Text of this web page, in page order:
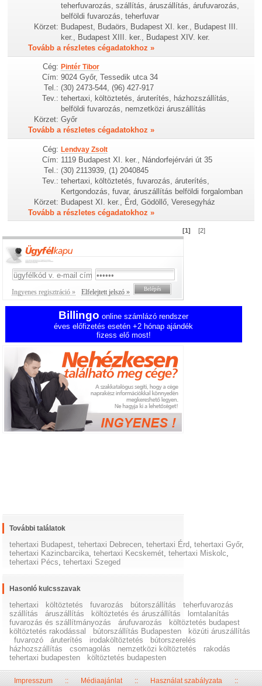
teherfuvarozás, szállítás, áruszállítás, árufuvarozás,
belföldi fuvarozás, teherfuvar
Körzet: Budapest, Budaörs, Budapest XI. ker., Budapest III.
ker., Budapest XIII. ker., Budapest XIV. ker.
Tovább a részletes cégadatokhoz »
Cég: Pintér Tibor
Cím: 9024 Győr, Tessedik utca 34
Tel.: (30) 2473-544, (96) 427-917
Tev.: tehertaxi, költöztetés, áruterítés, házhozszállítás,
belföldi fuvarozás, nemzetközi áruszállítás
Körzet: Győr
Tovább a részletes cégadatokhoz »
Cég: Lendvay Zsolt
Cím: 1119 Budapest XI. ker., Nándorfejérvári út 35
Tel.: (30) 2113939, (1) 2040845
Tev.: tehertaxi, költöztetés, fuvarozás, áruterítés,
Kertgondozás, fuvar, áruszállítás belföldi forgalomban
Körzet: Budapest XI. ker., Érd, Gödöllő, Veresegyház
Tovább a részletes cégadatokhoz »
[1] [2]
Ingyenes regisztráció » Elfelejtett jelszó »
Billingo online számlázó rendszer
éves előfizetés esetén +2 hónap ajándék
fizess elő most!
További találatok
tehertaxi Budapest,tehertaxi Debrecen,tehertaxi Érd,tehertaxi Győr,
tehertaxi Kazincbarcika,tehertaxi Kecskemét,tehertaxi Miskolc,
tehertaxi Pécs,tehertaxi Szeged
Hasonló kulcsszavak
tehertaxi költöztetés fuvarozás bútorszállítás
teherfuvarozás
szállítás
áruszállítás költöztetés és áruszállítás
lomtalanítás
fuvarozás és szállítmányozás
árufuvarozás
költöztetés budapest
költöztetés rakodással
bútorszállítás Budapesten
közúti áruszállítás
fuvarozó
áruterítés irodaköltöztetés
bútorszerelés
házhozszállítás
csomagolás nemzetközi költöztetés
rakodás
tehertaxi budapesten
költöztetés budapesten
Impresszum::Médiaajánlat::Használat szabályzata::